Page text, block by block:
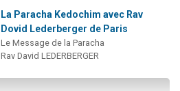
La Paracha Kedochim avec Rav
Dovid Lederberger de Paris
Le Message de la Paracha
Rav David LEDERBERGER